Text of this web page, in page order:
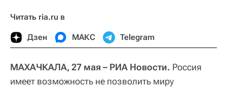
Читать ria.ru в
Дзен МАКС Telegram
МАХАЧКАЛА, 27 мая – РИА Новости. Россия
имеет возможность не позволить миру